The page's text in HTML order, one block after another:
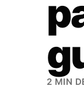
2 MIN